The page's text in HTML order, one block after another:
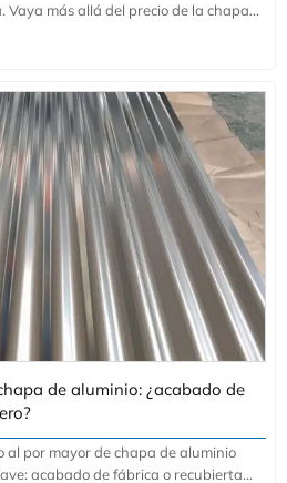
Vaya más allá del precio de la chapa
de entrega.
de aluminio: ¿acabado de
al por mayor de chapa de aluminio
acabado de fábrica o recubierta